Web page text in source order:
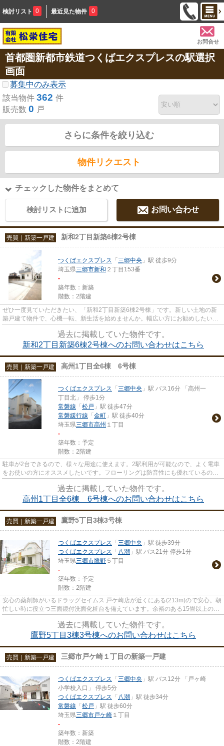
検討リスト 0 最近見た物件 0
お問合せ
首都圏新都市鉄道つくばエクスプレスの駅選択
画面
募集中のみ表示
該当物件 362 件
販売数 0 戸
さらに条件を絞り込む
物件リクエスト
チェックした物件をまとめて
検討リストに追加 お問い合わせ
売買｜新築一戸建 新和2丁目新築6棟2号棟
つくばエクスプレス 「 三郷中央 」駅 徒歩9分
埼玉県三郷市新和 ２丁目153番
-
築年数：新築
階数：2階建
ぜひ一度見ていただきたい、「新和2丁目新築6棟2号棟」です。新しい土地の新
築戸建て物件で、心機一転、新生活を始めませんか。幅広い方にお勧めしたい高
過去に掲載していた物件です。
新和2丁目新築6棟2号棟へのお問い合わせはこちら
売買｜新築一戸建 高州1丁目全6棟 6号棟
つくばエクスプレス 「 三郷中央 」駅 バス16分 「高州一
丁目北」 停歩1分
常磐線 「 松戸 」駅 徒歩47分
常磐緩行線 「 金町 」駅 徒歩40分
埼玉県三郷市高州 １丁目
-
築年数：予定
階数：2階建
駐車が2台できるので、様々な用途に使えます。2駅利用が可能なので、よく電車
をお使いの方にオススメしたいです。フローリングは防音性にも優れているので
過去に掲載していた物件です。
高州1丁目全6棟 6号棟へのお問い合わせはこちら
売買｜新築一戸建 鷹野5丁目3棟3号棟
つくばエクスプレス 「 三郷中央 」駅 徒歩39分
つくばエクスプレス 「 八潮 」駅 バス21分 停歩1分
埼玉県三郷市鷹野 ５丁目
-
築年数：予定
階数：2階建
安心の薬剤師がいるドラッグセイムス 戸ケ崎店が近くにある(213m)ので安心。朝
忙しい時に役立つ三面鏡付洗面化粧台を備えています。余裕のある15畳以上の
過去に掲載していた物件です。
鷹野5丁目3棟3号棟へのお問い合わせはこちら
売買｜新築一戸建 三郷市戸ケ崎１丁目の新築一戸建
つくばエクスプレス 「 三郷中央 」駅 バス12分 「戸ヶ崎
小学校入口」 停歩5分
つくばエクスプレス 「 八潮 」駅 徒歩34分
常磐線 「 松戸 」駅 徒歩60分
埼玉県三郷市戸ケ崎 １丁目
-
築年数：新築
階数：2階建